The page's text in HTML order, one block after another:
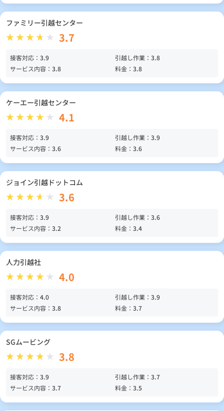
ファミリー引越センター
3.7
接客対応： 3.9 引越し作業： 3.8
サービス内容： 3.8 料金： 3.8
ケーエー引越センター
4.1
接客対応： 3.9 引越し作業： 3.9
サービス内容： 3.6 料金： 3.6
ジョイン引越ドットコム
3.6
接客対応： 3.9 引越し作業： 3.6
サービス内容： 3.2 料金： 3.4
人力引越社
4.0
接客対応： 4.0 引越し作業： 3.9
サービス内容： 3.8 料金： 3.7
SGムービング
3.8
接客対応： 3.9 引越し作業： 3.7
サービス内容： 3.7 料金： 3.5